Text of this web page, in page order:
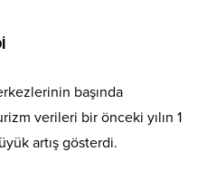
başında
verileri bir önceki yılın 1
artış gösterdi.